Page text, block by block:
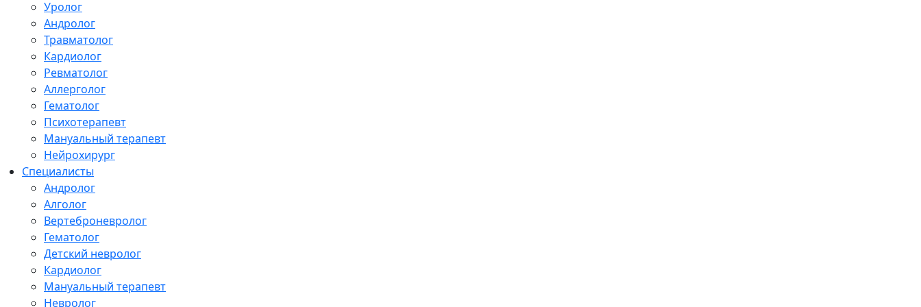
Уролог
Андролог
Травматолог
Кардиолог
Ревматолог
Аллерголог
Гематолог
Психотерапевт
Мануальный терапевт
Нейрохирург
Специалисты
Андролог
Алголог
Вертеброневролог
Гематолог
Детский невролог
Кардиолог
Мануальный терапевт
Невролог